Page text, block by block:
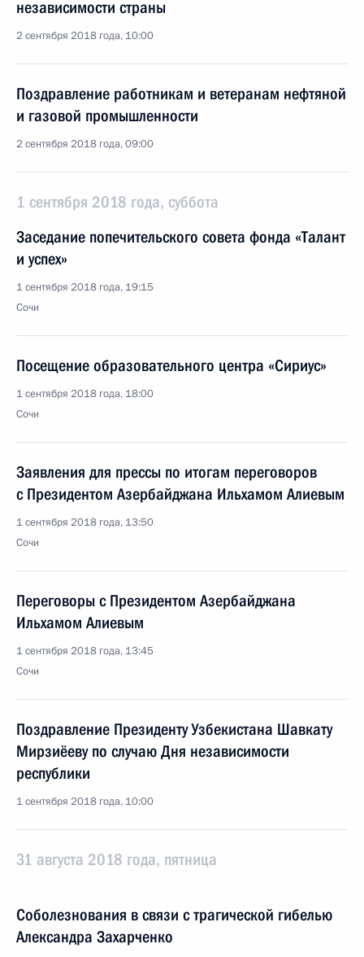
независимости страны
2 сентября 2018 года, 10:00
Поздравление работникам и ветеранам нефтяной
и газовой промышленности
2 сентября 2018 года, 09:00
1 сентября 2018 года, суббота
Заседание попечительского совета фонда «Талант
и успех»
1 сентября 2018 года, 19:15
Сочи
Посещение образовательного центра «Сириус»
1 сентября 2018 года, 18:00
Сочи
Заявления для прессы по итогам переговоров
с Президентом Азербайджана Ильхамом Алиевым
1 сентября 2018 года, 13:50
Сочи
Переговоры с Президентом Азербайджана
Ильхамом Алиевым
1 сентября 2018 года, 13:45
Сочи
Поздравление Президенту Узбекистана Шавкату
Мирзиёеву по случаю Дня независимости
республики
1 сентября 2018 года, 10:00
31 августа 2018 года, пятница
Соболезнования в связи с трагической гибелью
Александра Захарченко